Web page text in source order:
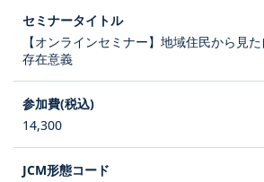
【オンラインセミナー】地域住民から見
存在意義
14,300